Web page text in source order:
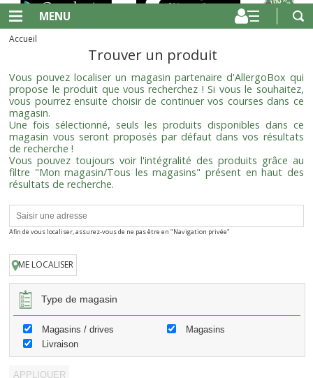
MENU
Accueil
Trouver un produit
Vous pouvez localiser un magasin partenaire d'AllergoBox qui
propose le produit que vous recherchez ! Si vous le souhaitez,
vous pourrez ensuite choisir de continuer vos courses dans ce
magasin.
Une fois sélectionné, seuls les produits disponibles dans ce
magasin vous seront proposés par défaut dans vos résultats
de recherche !
Vous pouvez toujours voir l'intégralité des produits grâce au
filtre "Mon magasin/Tous les magasins" présent en haut des
résultats de recherche.
Afin de vous localiser, assurez-vous de ne pas être en "Navigation privée"
ME LOCALISER
Type de magasin
Magasins / drives
Magasins
Livraison